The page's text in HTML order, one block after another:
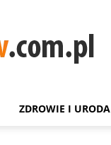
ZDROWIE I URODA